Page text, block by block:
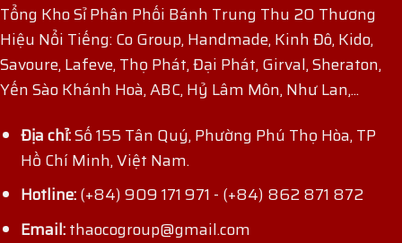
Tổng Kho Sỉ Phân Phối Bánh Trung Thu 20 Thương
Hiệu Nổi Tiếng: Co Group, Handmade, Kinh Đô, Kido,
Savoure, Lafeve, Thọ Phát, Đại Phát, Girval, Sheraton,
Yến Sào Khánh Hoà, ABC, Hỷ Lâm Môn, Như Lan,...
Địa chỉ:Số 155 Tân Quý, Phường Phú Thọ Hòa, TP
Hồ Chí Minh, Việt Nam.
Hotline:(+84) 909 171 971 - (+84) 862 871 872
Email:thaocogroup@gmail.com